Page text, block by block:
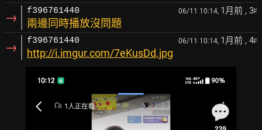
→ f396761440 06/11 10:14, 1月前 , 3F
兩邊同時播放沒問題
→ f396761440 06/11 10:14, 1月前 , 4F
http://i.imgur.com/7eKusDd.jpg